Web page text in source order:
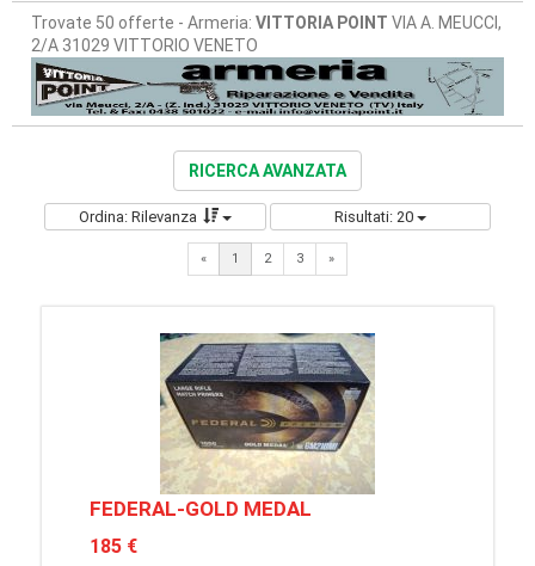
Trovate 50 offerte - Armeria: VITTORIA POINT VIA A. MEUCCI,
2/A 31029 VITTORIO VENETO
RICERCA AVANZATA
Ordina: Rilevanza Risultati: 20
« 1 2 3 »Next
FEDERAL-GOLD MEDAL
185 €